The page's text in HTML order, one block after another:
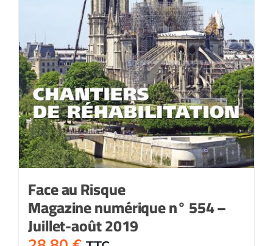
Face au Risque
Magazine numérique n° 554 –
Juillet-août 2019